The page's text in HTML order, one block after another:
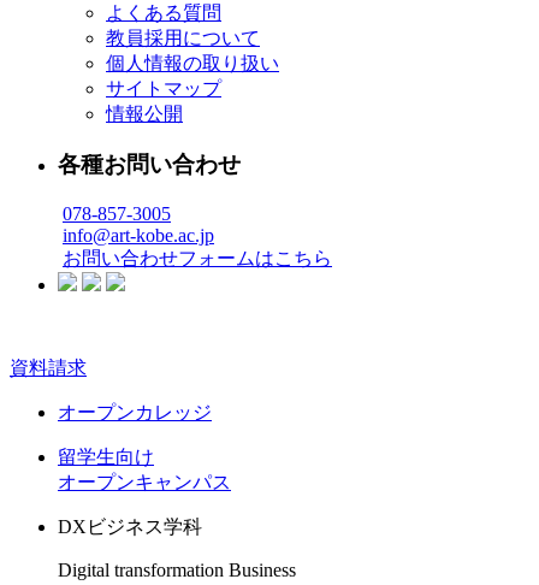
よくある質問
教員採用について
個人情報の取り扱い
サイトマップ
情報公開
各種お問い合わせ
078-857-3005
info@art-kobe.ac.jp
お問い合わせフォームはこちら
資料請求
オープンカレッジ
留学生向け
オープンキャンパス
DXビジネス学科
Digital transformation Business